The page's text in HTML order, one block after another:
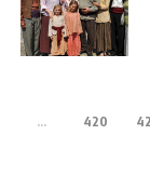
… 420